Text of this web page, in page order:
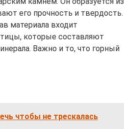
его прочность и твердость.
материала входит
которые составляют
Важно и то, что горный
чтобы не трескалась